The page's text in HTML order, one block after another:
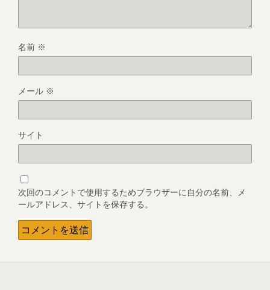
名前 ※
メール ※
サイト
次回のコメントで使用するためブラウザーに自分の名前、メ
ールアドレス、サイトを保存する。